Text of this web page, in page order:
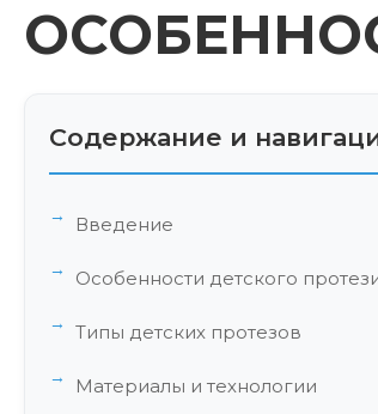
Содержание и
Введение
Особенности детского
Типы детских протезов
Материалы и технологии